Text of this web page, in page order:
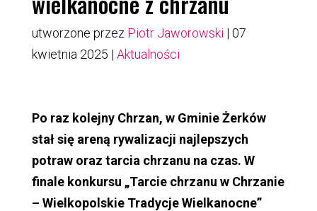
utworzone przez Piotr Jaworowski | 07
kwietnia 2025 | Aktualności
Po raz kolejny Chrzan, w Gminie Żerków
stał się areną rywalizacji najlepszych
potraw oraz tarcia chrzanu na czas. W
finale konkursu „Tarcie chrzanu w Chrzanie
– Wielkopolskie Tradycje Wielkanocne”